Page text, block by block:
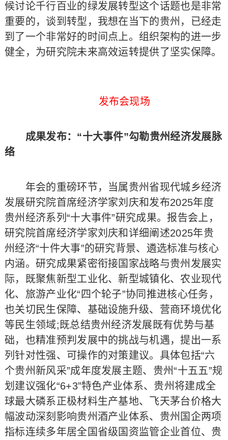
候讨论千行百业的绿发展转型这个话题也是非常
重要的，谈到转型，我想在当下的贵州，已经走
到了一个非常好的时间点上。组织架构的进一步
健全，为研究院未来高效运转提供了坚实保障。
发布会现场
成果发布：“十大事件”勾勒贵州经济发展脉
络
年会的重磅环节，当属贵州省现代城乡经济
发展研究院首席经济学家刘庆和发布2025年度
贵州经济系列“十大事件”研究成果。报告会上，
研究院首席经济学家刘庆和详细阐述2025年贵
州经济“十件大事”的研究背景、遴选标准与核心
内涵。研究成果紧密衔接国家战略与贵州发展实
际，既聚焦新型工业化、新型城镇化、农业现代
化、旅游产业化“四个轮子”协同推进核心任务，
也关切民生保障、基础设施升级、营商环境优化
等民生领域;既总结贵州经济发展既有优势与基
础，也精准预判发展中的挑战与机遇，提出一系
列针对性强、可操作的对策建议。具体包括“六
个贵州新风采”成年度发展主题、贵州“十五五”规
划建议强化“6+3”特色产业体系、贵州将建成全
球最大磷系正极材料生产基地、飞天茅台价格大
幅波动深刻影响贵州酒产业体系、贵州国企两项
指标连续多年居全国省级国资监管企业首位、贵